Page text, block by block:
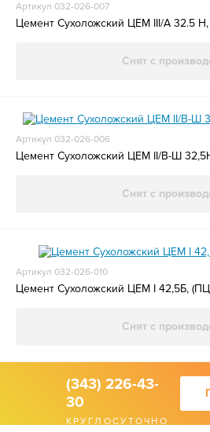
Артикул 032-026-007
Цемент Сухоложский ЦЕМ III/А 32.5
Снят с
Артикул 032-026-006
Цемент Сухоложский ЦЕМ II/В-Ш
Снят с
Артикул 032-026-010
Цемент Сухоложский ЦЕМ I 42,5Б,
Снят с
(343) 226-43-
30
КРУГЛОСУТОЧНО